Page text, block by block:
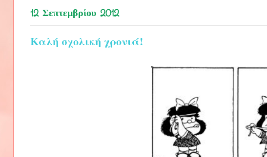
12 Σεπτεμβρίου 2012
Καλή σχολική χρονιά!